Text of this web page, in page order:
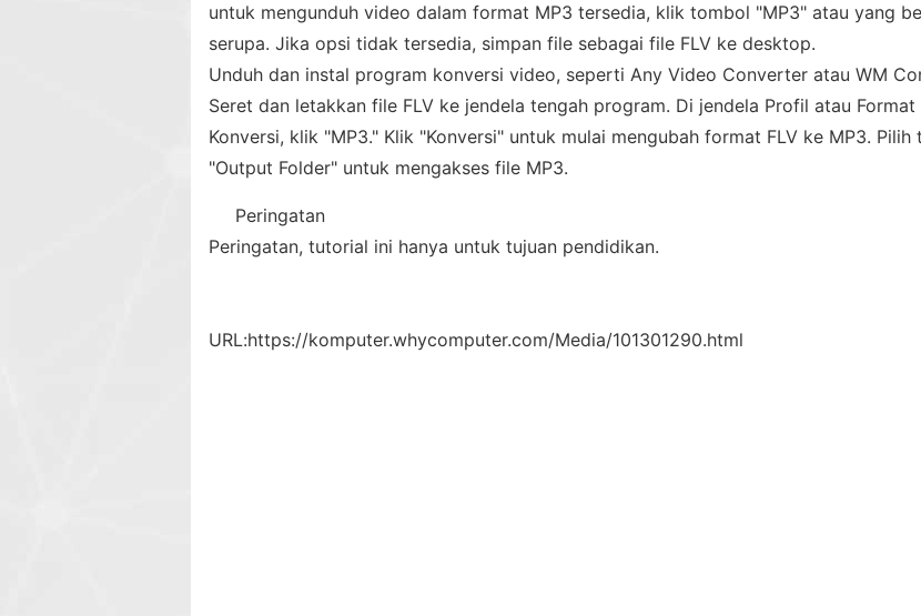
untuk mengunduh video dalam format MP3 tersedia, klik tombol "MP3" atau yang
serupa. Jika opsi tidak tersedia, simpan file sebagai file FLV ke desktop.
Unduh dan instal program konversi video, seperti Any Video Converter atau WM
Seret dan letakkan file FLV ke jendela tengah program. Di jendela Profil atau Format
Konversi, klik "MP3." Klik "Konversi" untuk mulai mengubah format FLV ke MP3. Pilih
"Output Folder" untuk mengakses file MP3.
Peringatan
Peringatan, tutorial ini hanya untuk tujuan pendidikan.
URL:https://komputer.whycomputer.com/Media/101301290.html